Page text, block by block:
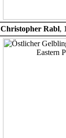
Christopher Rabl,